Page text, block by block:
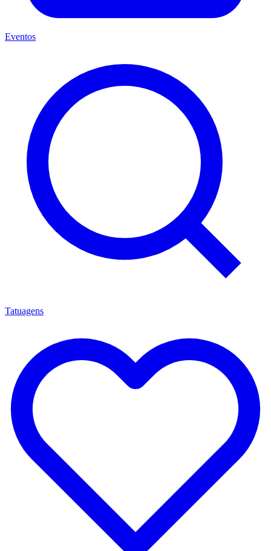
Eventos
Tatuagens